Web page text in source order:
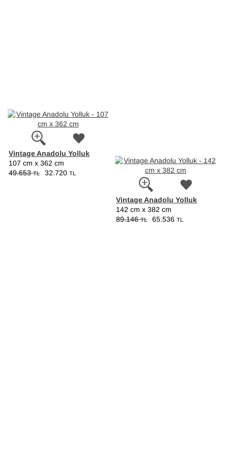
Vintage Anadolu Yolluk
107 cm x 362 cm
49.653TL 32.720 TL
Vintage Anadolu Yolluk
142 cm x 382 cm
89.146TL 65.536 TL